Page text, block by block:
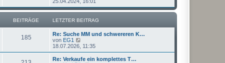
a
g
r
B
e
i
t
a
g
u
e
s
r
e
i
t
BEITRÄGE LETZTER BEITRAG
185
Re: Suche MM und schwereren K…
von EG1
e
u
e
18.07.2026, 11:35
Re: Verkaufe ein komplettes T…